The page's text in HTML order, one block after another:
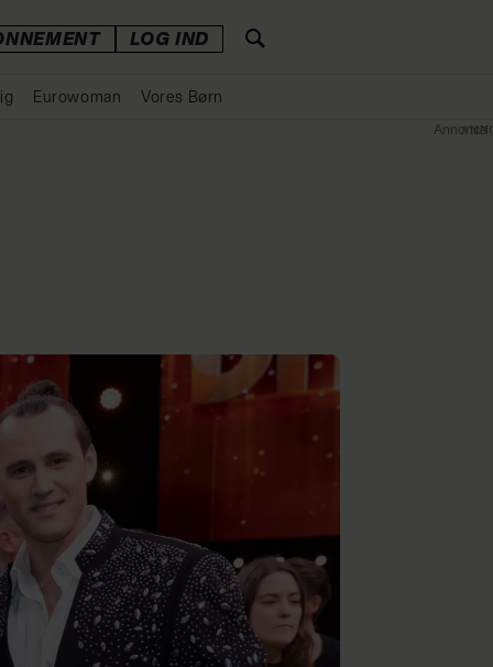
LOG IND
Eurowoman Vores Børn
Annonce